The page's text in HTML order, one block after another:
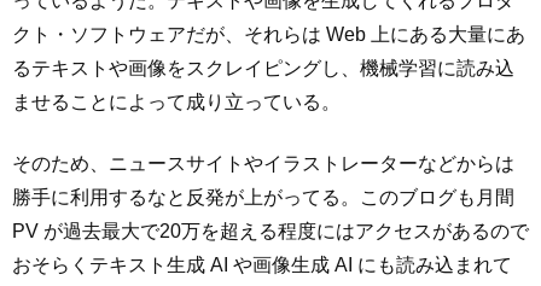
クト・ソフトウェアだが、それらは Web 上にある大量にあ
るテキストや画像をスクレイピングし、機械学習に読み込
ませることによって成り立っている。
そのため、ニュースサイトやイラストレーターなどからは
勝手に利用するなと反発が上がってる。このブログも月間
PV が過去最大で20万を超える程度にはアクセスがあるので
おそらくテキスト生成 AI や画像生成 AI にも読み込まれて